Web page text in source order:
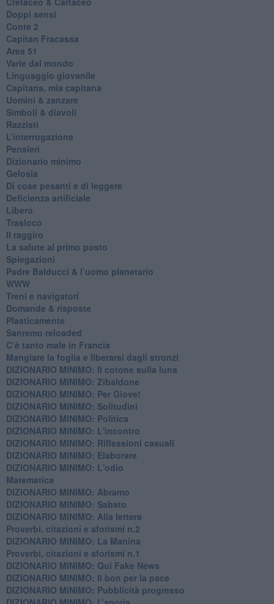
Doppi sensi
​Conte 2
​Capitan Fracassa
​Area 51
Varie dal mondo
​Linguaggio giovanile
​Capitana, mia capitana
Uomini & zanzare
​Simboli & diavoli
Razzisti
​L’interrogazione
Pensieri
​Dizionario minimo
Gelosia
Di cose pesanti e di leggere
​Deficienza artificiale
Libero
Trasloco
Il raggiro
​La salute al primo posto
Spiegazioni
Padre Balducci & l’uomo planetario
WWW
​Treni e navigatori
​Domande & risposte
​Plasticamente
Sanremo reloaded
C’è tanto male in Francia
​Mangiare la foglia e liberarsi dagli stronzi
DIZIONARIO MINIMO: Il cotone sulla luna
DIZIONARIO MINIMO: Zibaldone
DIZIONARIO MINIMO: Per Giove!
DIZIONARIO MINIMO: Solitudini
DIZIONARIO MINIMO: Politica
DIZIONARIO MINIMO: L'incontro
DIZIONARIO MINIMO: Riflessioni casuali
DIZIONARIO MINIMO: Elaborare
DIZIONARIO MINIMO: L'odio
​Matematica
DIZIONARIO MINIMO: Abramo
DIZIONARIO MINIMO: Sabato
​DIZIONARIO MINIMO: Alla lettera
Proverbi, citazioni e aforismi n.2
DIZIONARIO MINIMO: La Manina
​Proverbi, citazioni e aforismi n.1
DIZIONARIO MINIMO: Qui Fake News
DIZIONARIO MINIMO: ​Il bon per la pace
DIZIONARIO MINIMO: Pubblicità progresso